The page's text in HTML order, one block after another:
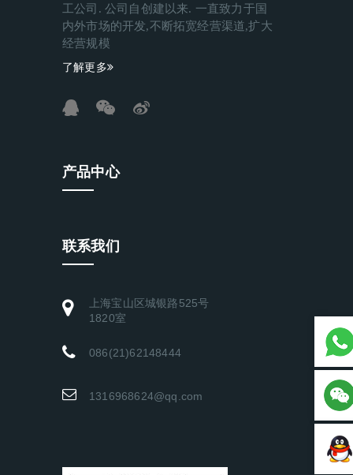
工公司. 公司自创建以来. 一直致力于国
内外市场的开发,不断拓宽经营渠道,扩大
经营规模
了解更多
产品中心
联系我们
上海宝山区城银路525号
1820室
086(21)62148444
1316968624@qq.com